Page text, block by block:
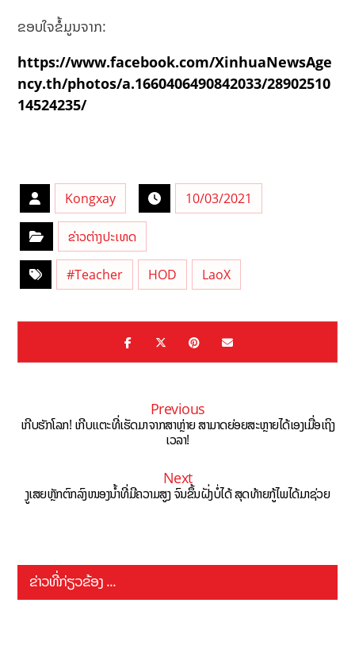
ຂອບໃຈຂໍ້ມູນຈາກ:
https://www.facebook.com/XinhuaNewsAge
ncy.th/photos/a.1660406490842033/28902510
14524235/
Kongxay 10/03/2021
ຂ່າວຕ່າງປະເທດ
#Teacher HOD LaoX
Previous
ເກີບຮັກໂລກ! ເກີບແຕະທີ່ເຮັດມາຈາກສາຫຼ່າຍ ສາມາດຍ່ອຍສະຫຼາຍໄດ້ເອງເມື່ອເຖິງ
ເວລາ!
Next
ງູເສຍຫຼັກຕົກລົງໜອງນໍ້າທີ່ມີຄວາມສູງ ຈົນຂຶ້ນຝັ່ງບໍ່ໄດ້ ສຸດທ້າຍກູ້ໄພໄດ້ມາຊ່ວຍ
ຂ່າວທີ່ກ່ຽວຂ້ອງ ...